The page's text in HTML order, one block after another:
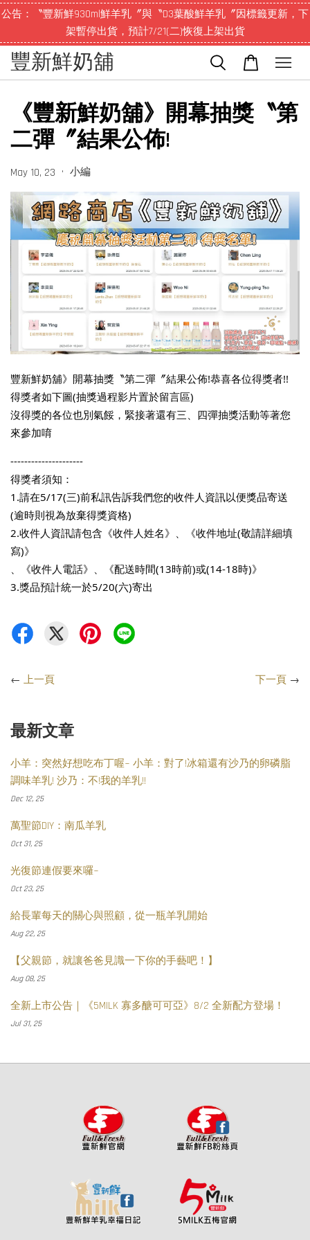
公告：〝豐新鮮930ml鮮羊乳〞與〝D3葉酸鮮羊乳〞因標籤更新，下
架暫停出貨，預計7/21(二)恢復上架出貨
豐新鮮奶舖
《豐新鮮奶舖》開幕抽獎〝第
二彈〞結果公佈!
May 10, 23 • 小編
豐新鮮奶舖》開幕抽獎〝第二彈〞結果公佈!恭喜各位得獎者!!
得獎者如下圖(抽獎過程影片置於留言區)
沒得獎的各位也別氣餒，緊接著還有三、四彈抽獎活動等著您
來參加唷
---------------------
得獎者須知：
1.請在5/17(三)前私訊告訴我們您的收件人資訊以便獎品寄送
(逾時則視為放棄得獎資格)
2.收件人資訊請包含《收件人姓名》、《收件地址(敬請詳細填
寫)》
、《收件人電話》、《配送時間(13時前)或(14-18時)》
3.獎品預計統一於5/20(六)寄出
← 上一頁 下一頁 →
最新文章
小羊：突然好想吃布丁喔~ 小羊：對了!冰箱還有沙乃的卵磷脂
調味羊乳! 沙乃：不!我的羊乳!!
Dec 12, 25
萬聖節DIY：南瓜羊乳
Oct 31, 25
光復節連假要來囉~
Oct 23, 25
給長輩每天的關心與照顧，從一瓶羊乳開始
Aug 22, 25
【父親節，就讓爸爸見識一下你的手藝吧！】
Aug 08, 25
全新上市公告｜《5MILK 寡多醣可可亞》8/2 全新配方登場！
Jul 31, 25